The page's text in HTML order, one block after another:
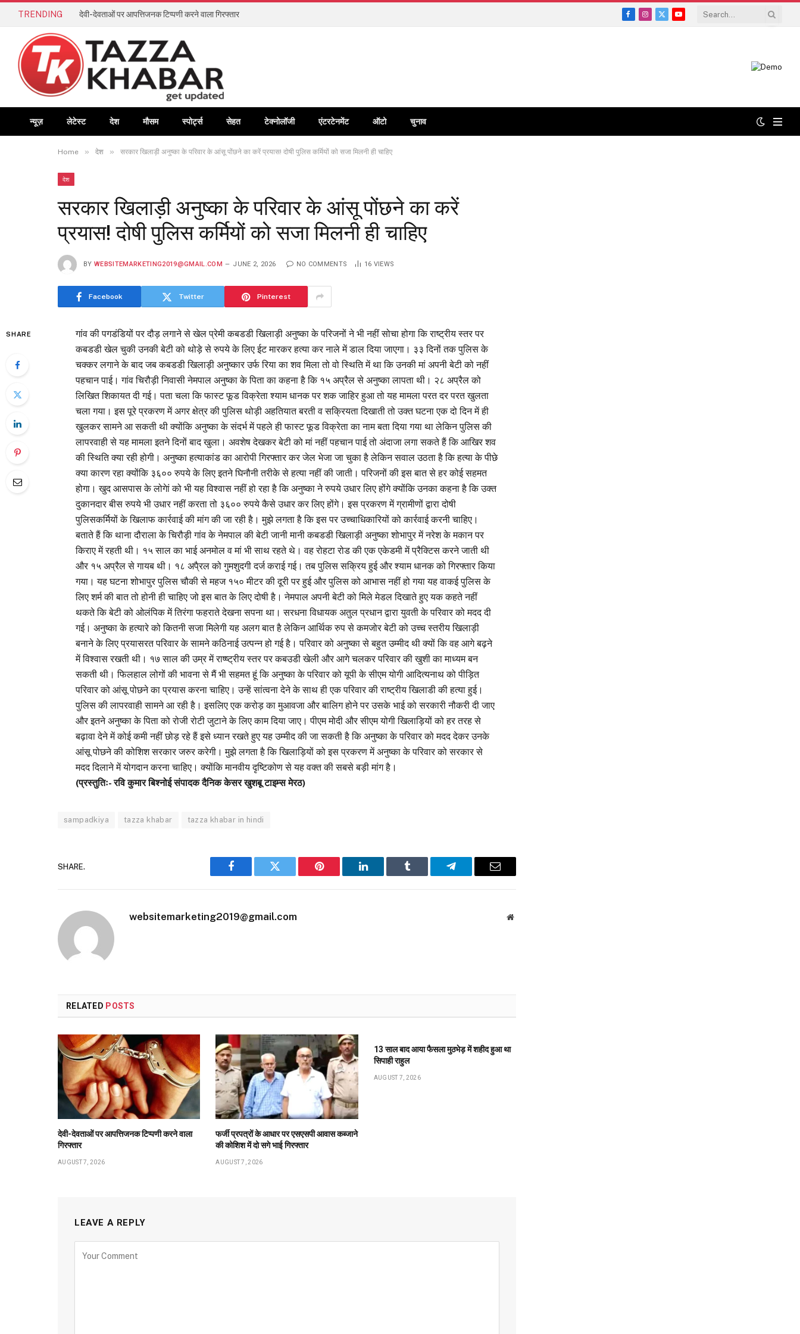
TRENDING देवी-देवताओं पर आपत्तिजनक टिप्पणी करने वाला गिरफ्तार
Facebook
Instagram
X
YouTube
न्यूज़ लेटेस्ट देश मौसम स्पोर्ट्स सेहत टेक्नोलॉजी एंटरटेनमेंट ऑटो चुनाव
Home » देश » सरकार खिलाड़ी अनुष्का के परिवार के आंसू पोंछने का करें प्रयास! दोषी पुलिस कर्मियों को सजा मिलनी ही चाहिए
देश
सरकार खिलाड़ी अनुष्का के परिवार के आंसू पोंछने का करें
प्रयास! दोषी पुलिस कर्मियों को सजा मिलनी ही चाहिए
BY WEBSITEMARKETING2019@GMAIL.COM JUNE 2, 2026 NO COMMENTS 16 VIEWS
Facebook Twitter Pinterest
SHARE
गांव की पगडंडियों पर दौड़ लगाने से खेल प्रेमी कबडडी खिलाड़ी अनुष्का के परिजनों ने भी नहीं सोचा होगा कि राष्ट्रीय स्तर पर
कबडडी खेल चुकी उनकी बेटी को थोड़े से रुपये के लिए ईट मारकर हत्या कर नाले में डाल दिया जाएगा। ३३ दिनों तक पुलिस के
चक्कर लगाने के बाद जब कबडडी खिलाड़ी अनुष्कार उर्फ रिया का शव मिला तो वो स्थिति में था कि उनकी मां अपनी बेटी को नहीं
पहचान पाई। गांव चिरौड़ी निवासी नेमपाल अनुष्का के पिता का कहना है कि १५ अप्रैल से अनुष्का लापता थी। २८ अप्रैल को
लिखित शिकायत दी गई। पता चला कि फास्ट फूड विक्रेता श्याम धानक पर शक जाहिर हुआ तो यह मामला परत दर परत खुलता
चला गया। इस पूरे प्रकरण में अगर क्षेत्र की पुलिस थोड़ी अहतियात बरती व सक्रियता दिखाती तो उक्त घटना एक दो दिन में ही
खुलकर सामने आ सकती थी क्योंकि अनुष्का के संदर्भ में पहले ही फास्ट फूड विक्रेता का नाम बता दिया गया था लेकिन पुलिस की
लापरवाही से यह मामला इतने दिनों बाद खुला। अवशेष देखकर बेटी को मां नहीं पहचान पाई तो अंदाजा लगा सकते हैं कि आखिर शव
की स्थिति क्या रही होगी। अनुष्का हत्याकांड का आरोपी गिरफ्तार कर जेल भेजा जा चुका है लेकिन सवाल उठता है कि हत्या के पीछे
क्या कारण रहा क्योंकि ३६०० रुपये के लिए इतने घिनौनी तरीके से हत्या नहीं की जाती। परिजनों की इस बात से हर कोई सहमत
होगा। खुद आसपास के लोगेां को भी यह विश्वास नहीं हो रहा है कि अनुष्का ने रुपये उधार लिए होंगे क्योंकि उनका कहना है कि उक्त
दुकानदार बीस रुपये भी उधार नहीं करता तो ३६०० रुपये कैसे उधार कर लिए होंगे। इस प्रकरण में ग्रामीणों द्वारा दोषी
पुलिसकर्मियों के खिलाफ कार्रवाई की मांग की जा रही है। मुझे लगता है कि इस पर उच्चाधिकारियों को कार्रवाई करनी चाहिए।
बताते हैं कि थाना दौराला के चिरौड़ी गांव के नेमपाल की बेटी जानी मानी कबडडी खिलाड़ी अनुष्का शोभापुर में नरेश के मकान पर
किराए में रहती थी। १५ साल का भाई अनमोल व मां भी साथ रहते थे। वह रोहटा रोड की एक एकेडमी में प्रैक्टिस करने जाती थी
और १५ अप्रैल से गायब थी। १८ अपै्रल को गुमशुदगी दर्ज कराई गई। तब पुलिस सक्रिय हुई और श्याम धानक को गिरफ्तार किया
गया। यह घटना शोभापुर पुलिस चौकी से महज १५० मीटर की दूरी पर हुई और पुलिस को आभास नहीं हो गया यह वाकई पुलिस के
लिए शर्म की बात तो होनी ही चाहिए जो इस बात के लिए दोषी है। नेमपाल अपनी बेटी को मिले मेडल दिखाते हुए यक कहते नहीं
थकते कि बेटी को ओलंपिक में तिरंगा फहराते देखना सपना था। सरधना विधायक अतुल प्रधान द्वारा युवती के परिवार को मदद दी
गई। अनुष्का के हत्यारे को कितनी सजा मिलेगी यह अलग बात है लेकिन आर्थिक रुप से कमजोर बेटी को उच्च स्तरीय खिलाड़ी
बनाने के लिए प्रयासरत परिवार के सामने कठिनाई उत्पन्न हो गई है। परिवार को अनुष्का से बहुत उम्मीद थी क्यों कि वह आगे बढ़ने
में विश्वास रखती थी। १७ साल की उम्र में राष्ष्ट्रीय स्तर पर कबउडी खेली और आगे चलकर परिवार की खुशी का माध्यम बन
सकती थी। फिलहाल लोगों की भावना से मैं भी सहमत हूं कि अनुष्का के परिवार को यूपी के सीएम योगी आदित्यनाथ को पीड़ित
परिवार को आंसू पोछने का प्रयास करना चाहिए। उन्हें सांत्वना देने के साथ ही एक परिवार की राष्ट्रीय खिलाडी की हत्या हुई।
पुलिस की लापरवाही सामने आ रही है। इसलिए एक करोड़ का मुआवजा और बालिग होने पर उसके भाई को सरकारी नौकरी दी जाए
और इतने अनुष्का के पिता को रोजी रोटी जुटाने के लिए काम दिया जाए। पीएम मोदी और सीएम योगी खिलाड़ियों को हर तरह से
बढ़ावा देने में कोई कमी नहीं छोड़ रहे हैं इसे ध्यान रखते हुए यह उम्मीद की जा सकती है कि अनुष्का के परिवार को मदद देकर उनके
आंसू पोछने की कोशिश सरकार जरुर करेगी। मुझे लगता है कि खिलाड़ियों को इस प्रकरण में अनुष्का के परिवार को सरकार से
मदद दिलाने में योगदान करना चाहिए। क्योंकि मानवीय दृष्टिकोण से यह वक्त की सबसे बड़ी मांग है।
(प्रस्तुतिः- रवि कुमार बिश्नोई संपादक दैनिक केसर खुशबू टाइम्स मेरठ)
sampadkiya tazza khabar tazza khabar in hindi
SHARE.
Facebook Twitter Pinterest LinkedIn Tumblr Telegram Email
websitemarketing2019@gmail.com Website
RELATED POSTS
देवी-देवताओं पर आपत्तिजनक टिप्पणी करने वाला
गिरफ्तार
AUGUST 7, 2026
फर्जी प्रपत्रों के आधार पर एसएसपी आवास कब्जाने
की कोशिश में दो सगे भाई गिरफ्तार
AUGUST 7, 2026
13 साल बाद आया फैसला मुठभेड़ में शहीद हुआ था
सिपाही राहुल
AUGUST 7, 2026
LEAVE A REPLY